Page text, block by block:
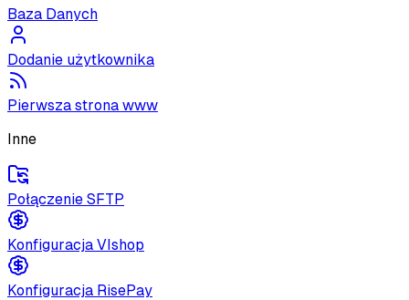
Baza Danych
Dodanie użytkownika
Pierwsza strona www
Inne
Połączenie SFTP
Konfiguracja VIshop
Konfiguracja RisePay